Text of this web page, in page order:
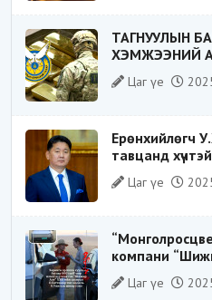
ТАГНУУЛЫН
ХЭМЖЭЭНИЙ
ХИЛЭЭР
ҮЙЛДЛИЙГ
Цаг үе
Ерөнхийлөгч
тавцанд
шударга ёсны
тогтолцооны
Цаг үе
компани
Гүйцэтгэх
О.Баттөмөрт
Цаг үе